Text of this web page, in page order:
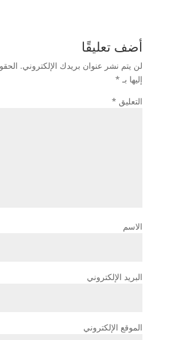
أضف تعليقًا
لن يتم نشر عنوان بريدك الإلكتروني.
إليها بـ *
التعليق *
الاسم
البريد الإلكتروني
الموقع الإلكتروني